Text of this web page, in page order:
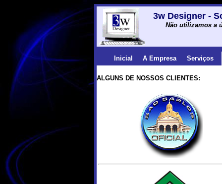
3w Designer -
Não utilizamos a
Inicial A Empresa Serviços
ALGUNS DE NOSSOS CLIENTES: